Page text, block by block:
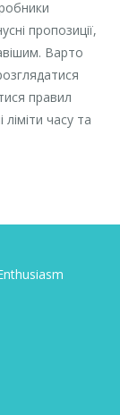
пропозиції,
Варто
правил
часу та